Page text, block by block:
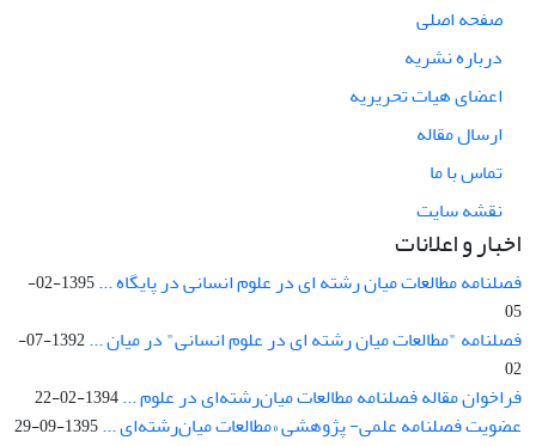
صفحه اصلی
درباره نشریه
اعضای هیات تحریریه
ارسال مقاله
تماس با ما
نقشه سایت
اخبار و اعلانات
فصلنامه مطالعات میان رشته ای در علوم انسانی در پایگاه ...
1395-02-
05
فصلنامه "مطالعات میان رشته ای در علوم انسانی" در میان ...
1392-07-
02
فراخوان مقاله فصلنامه مطالعات میان‌رشته‌ای در علوم ...1394-02-22
عضویت فصلنامه علمی- پژوهشی «مطالعات میان‌رشته‌ای ...1395-09-29